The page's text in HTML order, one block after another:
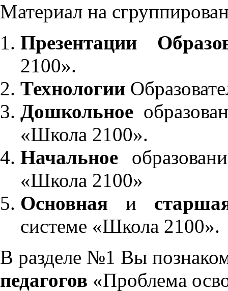
Материал на
Презентации
2100».
Технологии
Дошкольное
«Школа 2100».
Начальное
«Школа 2100»
Основнаяи
системе «Школа 2100».
В разделе №1 Вы
педагогов «Проблема